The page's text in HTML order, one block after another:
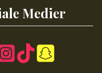
Medier